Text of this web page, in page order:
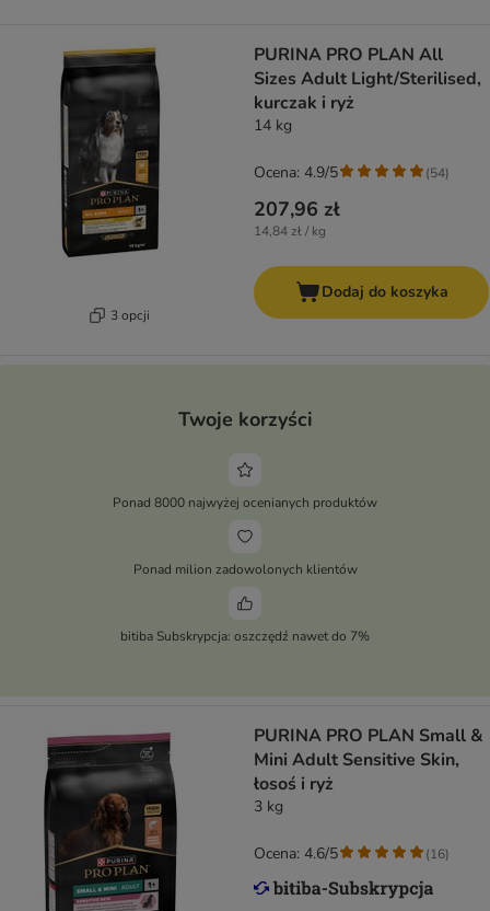
3 opcji
PURINA PRO PLAN All
Sizes Adult Light/Sterilised,
kurczak i ryż
14 kg
207,96 zł
14,84 zł / kg
Ocena: 4.9/5 (54)
Dodaj do koszyka
Twoje korzyści
Ponad 8000 najwyżej ocenianych produktów
Ponad milion zadowolonych klientów
bitiba Subskrypcja: oszczędź nawet do 7%
PURINA PRO PLAN Small &
Mini Adult Sensitive Skin,
łosoś i ryż
3 kg
Ocena: 4.6/5 (16)